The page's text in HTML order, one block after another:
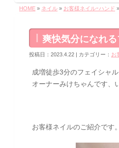
HOME » ネイル » お客様ネイルｰハンド
爽快気分になれ
投稿日：2023.4.22 | カテゴリー： お
成増徒歩3分のフェイシャ
オーナーみけちゃんです、
お客様ネイルのご紹介です。